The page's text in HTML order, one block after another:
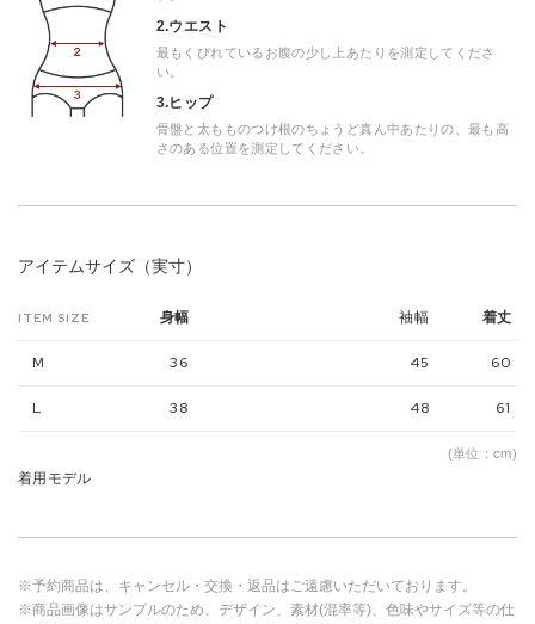
2.ウエスト
最もくびれているお腹の少し上あたりを測定してくださ
い。
3.ヒップ
骨盤と太もものつけ根のちょうど真ん中あたりの、最も高
さのある位置を測定してください。
アイテムサイズ（実寸）
ITEM SIZE 身幅 袖幅 着丈
M 36 45 60
L 38 48 61
(単位：cm)
着用モデル
※予約商品は、キャンセル・交換・返品はご遠慮いただいております。
※商品画像はサンプルのため、デザイン、素材(混率等)、色味やサイズ等の仕